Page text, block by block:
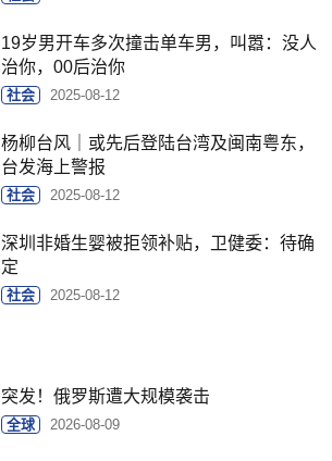
19岁男开车多次撞击单车男，叫嚣：没人
治你，00后治你
社会 2025-08-12
杨柳台风｜或先后登陆台湾及闽南粤东，
台发海上警报
社会 2025-08-12
深圳非婚生婴被拒领补贴，卫健委：待确
定
社会 2025-08-12
突发！俄罗斯遭大规模袭击
全球 2026-08-09